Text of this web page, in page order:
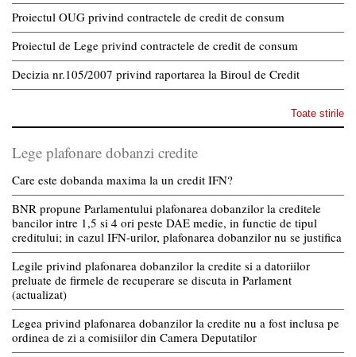
Proiectul OUG privind contractele de credit de consum
Proiectul de Lege privind contractele de credit de consum
Decizia nr.105/2007 privind raportarea la Biroul de Credit
Toate stirile
Lege plafonare dobanzi credite
Care este dobanda maxima la un credit IFN?
BNR propune Parlamentului plafonarea dobanzilor la creditele
bancilor intre 1,5 si 4 ori peste DAE medie, in functie de tipul
creditului; in cazul IFN-urilor, plafonarea dobanzilor nu se justifica
Legile privind plafonarea dobanzilor la credite si a datoriilor
preluate de firmele de recuperare se discuta in Parlament
(actualizat)
Legea privind plafonarea dobanzilor la credite nu a fost inclusa pe
ordinea de zi a comisiilor din Camera Deputatilor